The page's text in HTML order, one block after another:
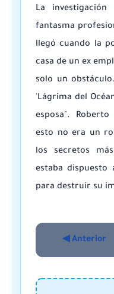
La
fantasma
llegó cuando la
casa de un ex
solo un
'Lágrima del
esposa".
esto no era un
los secretos
estaba
para destruir su
◀ Anterior